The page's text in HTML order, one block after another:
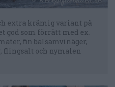
extra krämig variant på
god som förrätt med ex.
fin balsamvinäger,
flingsalt och nymalen